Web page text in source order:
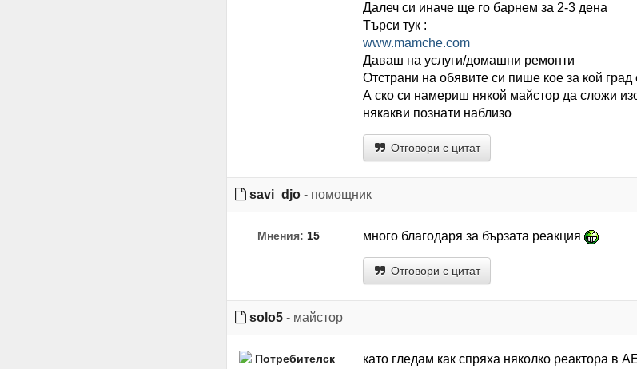
Далеч си иначе ще го барнем за 2-3 дена
Търси тук :
www.mamche.com
Даваш на услуги/домашни ремонти
Отстрани на обявите си пише кое за кой град
А ско си намериш някой майстор да сложи
някакви познати наблизо
Отговори с цитат
savi_djo - помощник
Мнения: 15 много благодаря за бързата реакция
Отговори с цитат
solo5 - майстор
като гледам как спряха няколко реактора